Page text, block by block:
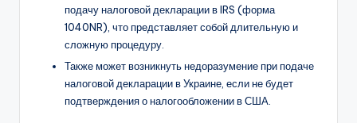
подачу налоговой декларации в IRS (форма
1040NR), что представляет собой длительную и
сложную процедуру.
Также может возникнуть недоразумение при подаче
налоговой декларации в Украине, если не будет
подтверждения о налогообложении в США.